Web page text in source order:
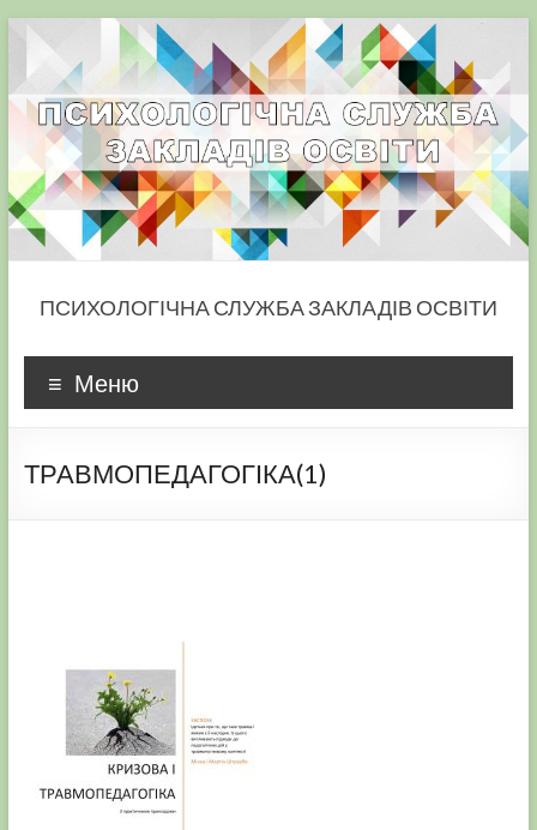
content
ПСИХОЛОГІЧНА СЛУЖБА ЗАКЛАДІВ ОСВІТИ
Меню
ТРАВМОПЕДАГОГІКА(1)